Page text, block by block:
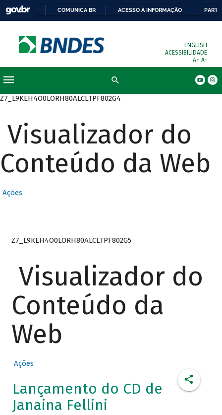
COMUNICA BR ACESSO À INFORMAÇÃO
ENGLISH
ACESSIBILIDADE
A+ A-
Z7_L9KEH4O0LORH80ALCLTPF802G4
Visualizador do
Conteúdo da Web
Ações
Z7_L9KEH4O0LORH80ALCLTPF802G5
Visualizador do
Conteúdo da
Web
Ações
Lançamento do CD de
Janaina Fellini